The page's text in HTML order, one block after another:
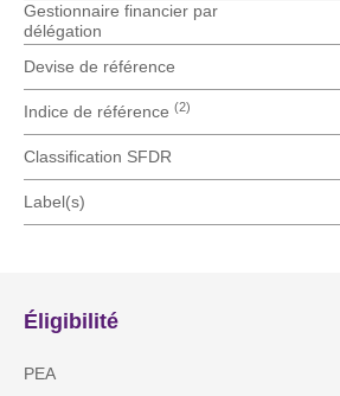
Gestionnaire financier par
délégation
Devise de référence
Indice de référence (2)
Classification SFDR
Label(s)
Éligibilité
PEA